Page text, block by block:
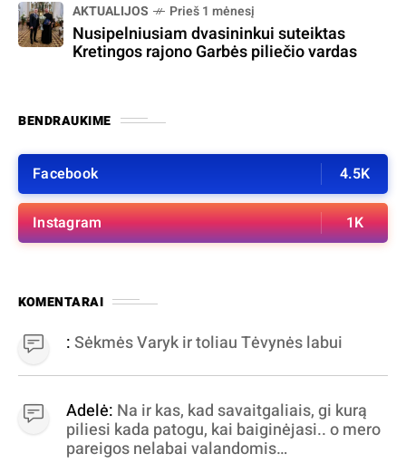
AKTUALIJOS Prieš 1 mėnesį
Nusipelniusiam dvasininkui suteiktas
Kretingos rajono Garbės piliečio vardas
BENDRAUKIME
Facebook 4.5K
Instagram 1K
KOMENTARAI
:Sėkmės Varyk ir toliau Tėvynės labui
Adelė: Na ir kas, kad savaitgaliais, gi kurą
piliesi kada patogu, kai baiginėjasi.. o mero
pareigos nelabai valandomis